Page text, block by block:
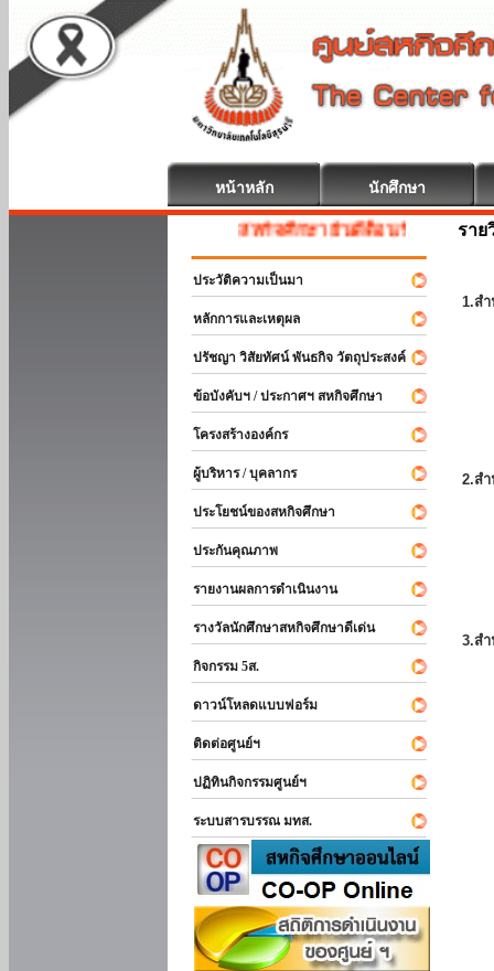
หน้าหลัก นักศึกษา
สหกิจศึกษา ยินดีต้อนรับ
ประวัติความเป็นมา
หลักการและเหตุผล
ปรัชญา วิสัยทัศน์ พันธกิจ วัตถุประสงค์
ข้อบังคับฯ / ประกาศฯ สหกิจศึกษา
โครงสร้างองค์กร
ผู้บริหาร / บุคลากร
ประโยชน์ของสหกิจศึกษา
ประกันคุณภาพ
รายงานผลการดำเนินงาน
รางวัลนักศึกษาสหกิจศึกษาดีเด่น
กิจกรรม 5ส.
ดาวน์โหลดแบบฟอร์ม
ติดต่อศูนย์ฯ
ปฏิทินกิจกรรมศูนย์ฯ
ระบบสารบรรณ มทส.
ราย
1.ส
2.ส
3.ส